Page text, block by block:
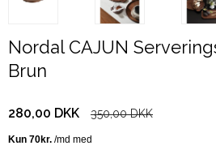
Nordal CAJUN
Brun
280,00 DKK 350,00 DKK